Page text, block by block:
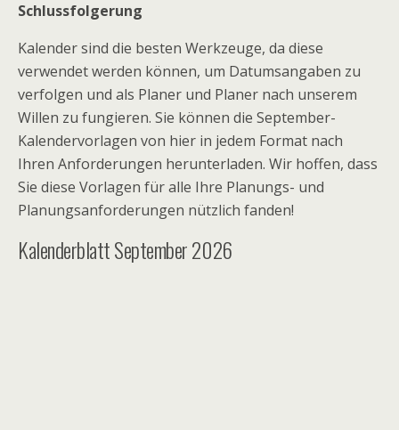
Schlussfolgerung
Kalender sind die besten Werkzeuge, da diese
verwendet werden können, um Datumsangaben zu
verfolgen und als Planer und Planer nach unserem
Willen zu fungieren. Sie können die September-
Kalendervorlagen von hier in jedem Format nach
Ihren Anforderungen herunterladen. Wir hoffen, dass
Sie diese Vorlagen für alle Ihre Planungs- und
Planungsanforderungen nützlich fanden!
Kalenderblatt September 2026